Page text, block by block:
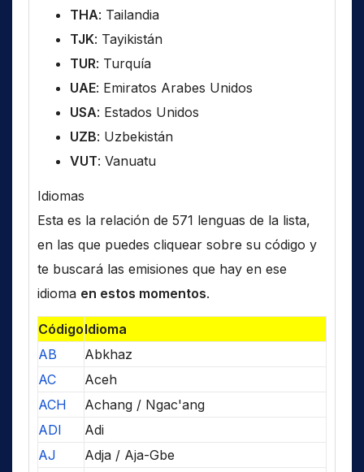
THA: Tailandia
TJK: Tayikistán
TUR: Turquía
UAE: Emiratos Arabes Unidos
USA: Estados Unidos
UZB: Uzbekistán
VUT: Vanuatu
Idiomas
Esta es la relación de 571 lenguas de la lista,
en las que puedes cliquear sobre su código y
te buscará las emisiones que hay en ese
idioma en estos momentos.
CódigoIdioma
AB
Abkhaz
AC
Aceh
ACH
Achang / Ngac'ang
ADI
Adi
AJ
Adja / Aja-Gbe